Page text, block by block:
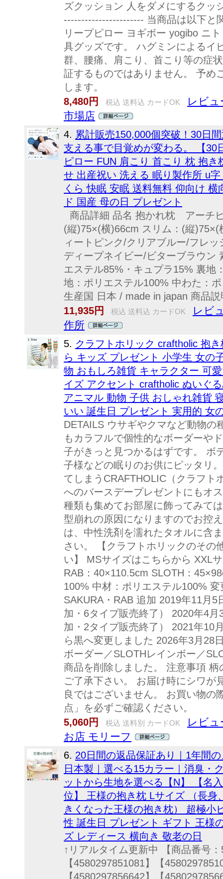
ズクッション 人をダメにするクッ
----------------------- 当商品は以下と
リープピロー ヨギボー yogibo ニ
具グッズです。 ハグミンによるイ
群、腰痛、肩こり、首こり等の症
証するものではありません。 予め
します。
8,480円
税込 送料込 カードOK
レビュ
市場店
4. 累計販売150,000個突破！30日
支える事で目覚めが変わる。 【30
ピロー FUN 肩こり 首こり 枕 抱
せ 出産祝い 洗える 眠り製作所 u
くら 快眠 安眠 送料無料 仰向け
ド 国産 母の日 プレゼント
商品詳細 品名 抱かれ枕 アーチ
(縦)75×(横)66cm スリム：(縦
ィートピンク/クリアブルー/フレ
ディープネイビー/ビターブラウン
エステル85%・キュプラ15% 裏地
地：ポリエステル100% 中わた：
生産国 日本 / made in japan 商品
11,935円
税込 送料込 カードOK
レビ
作所
5. クラフトホリック craftholic 抱
ら キッズ プレゼント 小学生 女の
物 おもしろ雑貨 キャラクター 可
イズ アクセント craftholic ぬいぐ
アニマル 動物 子供 おしゃれ雑貨
いい 誕生日 プレゼント 実用的 女
DETAILS ウサギやクマなど動物の
もカラフルで個性的なボーダーや
子がきっと見つかるはずです。 ボ
子様などの眠りのお供にピッタリ
てしまうCRAFTHOLIC（クラフト
へのバースデープレゼントにもオ
種類も集めてお部屋に飾ってみて
型崩れの原因になりますのでお控
は、中性洗剤を濡れたタオルに含
さい。 【クラフトホリックのその
い】 MSサイズはこちらから XXL
RAB：40×110.5cm SLOTH：
100% 中材：ポリエステル100%
SAKURA・RAB 追加 2019年11月
加・6タイプ販売終了） 2020年4
加・2タイプ販売終了） 2021年10
ら黒へ変更しました 2026年3月28
ボーダー／SLOTHレインボー／
商品を削除しました。 注意事項
ご了承下さい。 お届け時にシワが
良ではございません。 お買い物の
点」を必ずご確認ください。
5,060円
税込 送料別 カードOK
レビュ
お店 モリーフ
6. 20日間の返品保証あり｜1年間
日本製｜選べる15カラー｜消臭・
ットから生地を選べる【N】 【名
位】 王様の抱き枕 Lサイズ （長身
きくなった王様の抱き枕） 超極小
性 誕生日 プレゼント ギフト 王様
ズ レディース 横向き 敬老の日
↑リアルタイム更新中 【商品番号
【4580297851081】【
【4580297856642】【